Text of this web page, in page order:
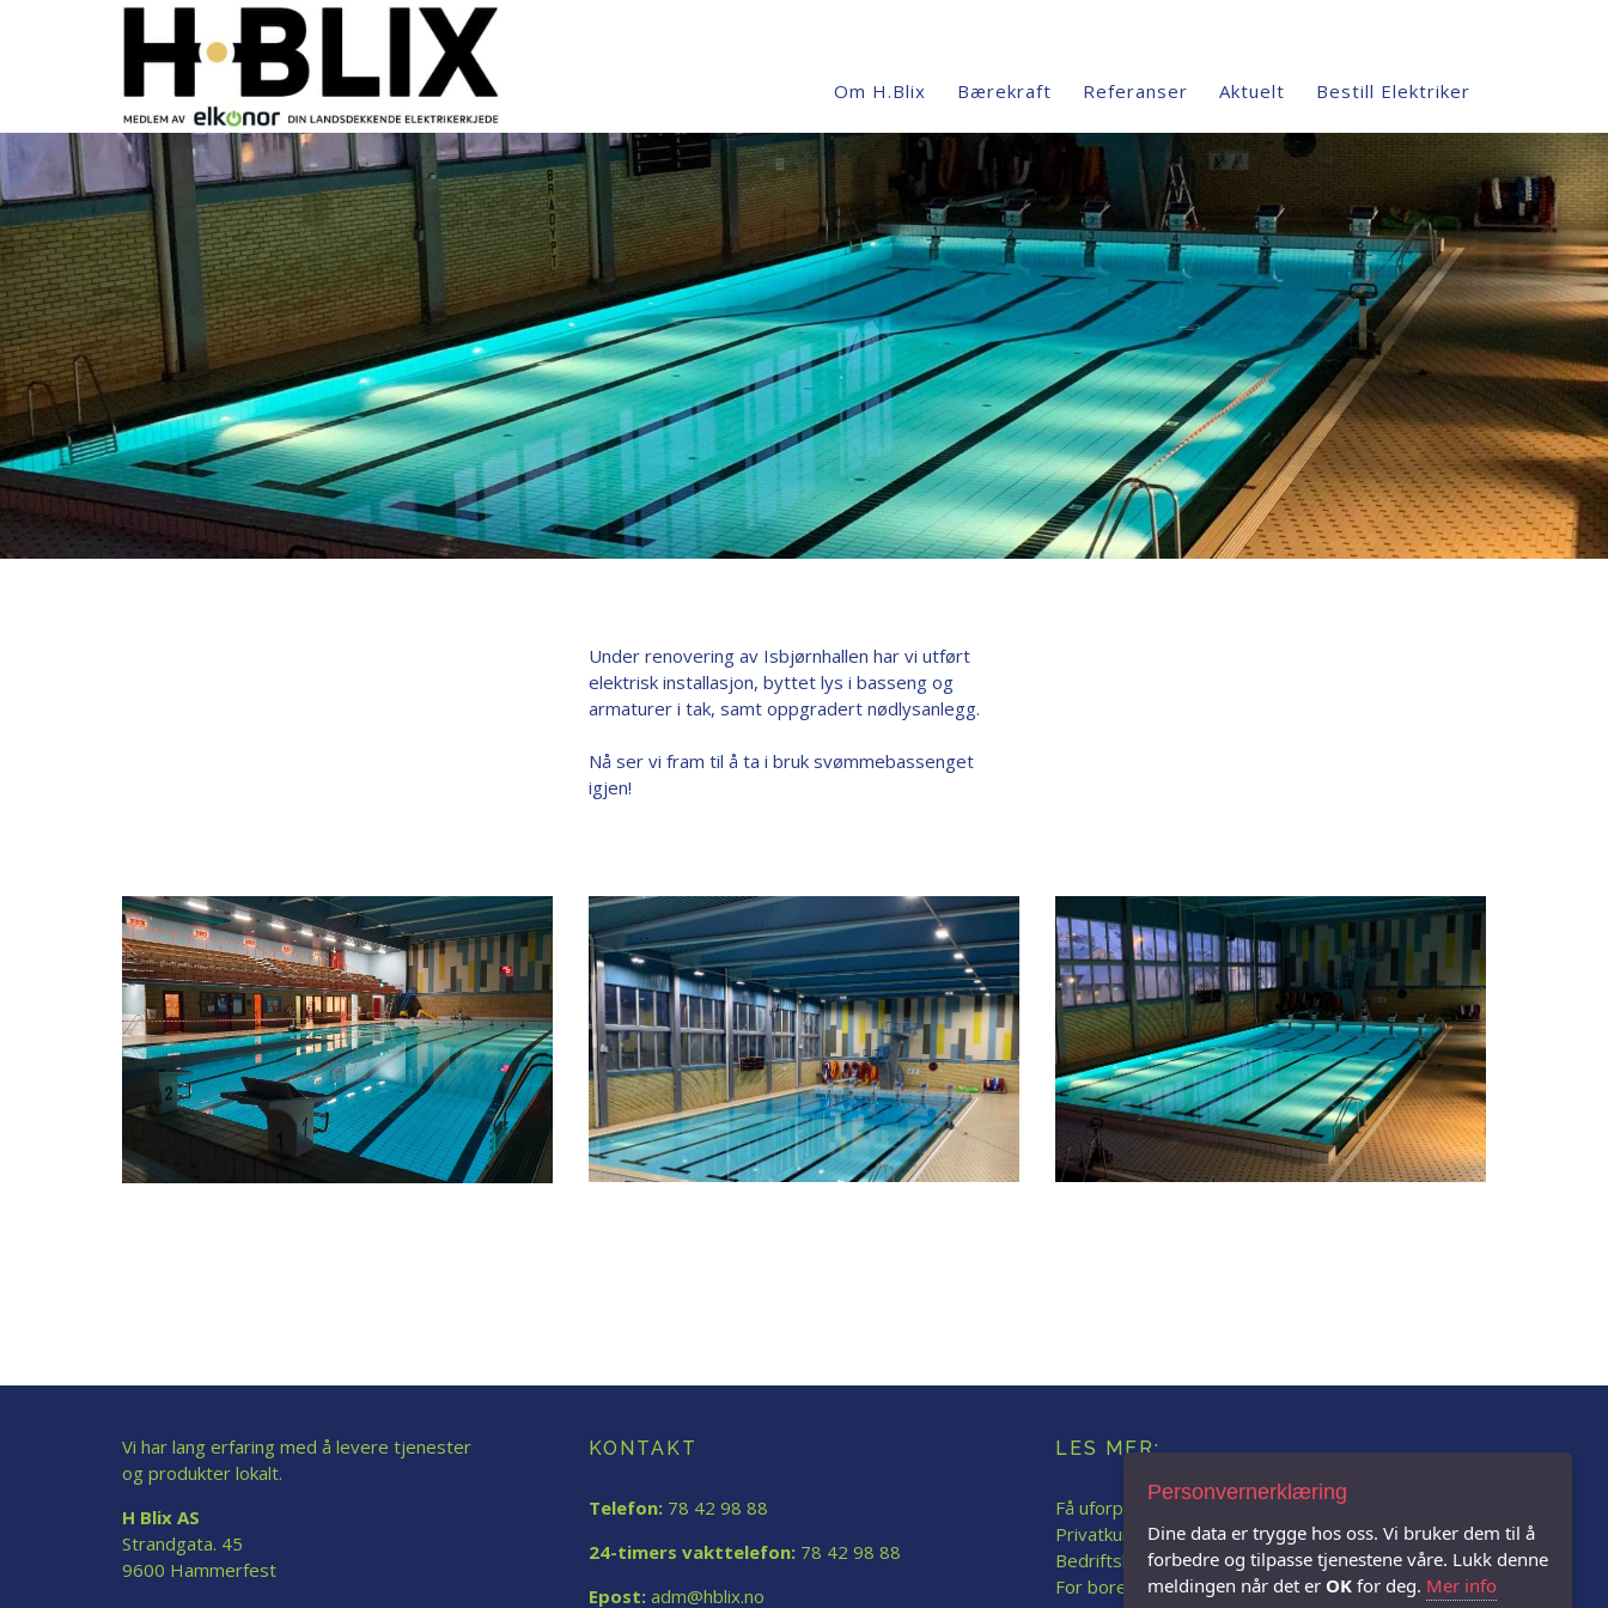
Om H.Blix Bærekraft Referanser Aktuelt Bestill Elektriker
Under renovering av Isbjørnhallen har vi utført
elektrisk installasjon, byttet lys i basseng og
armaturer i tak, samt oppgradert nødlysanlegg.
Nå ser vi fram til å ta i bruk svømmebassenget
igjen!
Vi har lang erfaring med å levere tjenester
og produkter lokalt.
H Blix AS
Strandgata. 45
9600 Hammerfest
KONTAKT
Telefon: 78 42 98 88
24-timers vakttelefon: 78 42 98 88
Epost: adm@hblix.no
LES MER:
Få uforpliktende tilbud
Privatkunde
Bedriftskunde
For borettslag
Personvernerklæring
Dine data er trygge hos oss. Vi bruker dem til å
forbedre og tilpasse tjenestene våre. Lukk denne
meldingen når det er OK for deg. Mer info